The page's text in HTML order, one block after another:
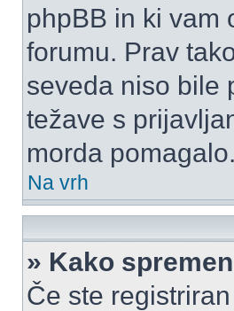
phpBB in ki vam
forumu. Prav
seveda niso bile
težave s
morda pomagalo.
Na vrh
» Kako
Če ste